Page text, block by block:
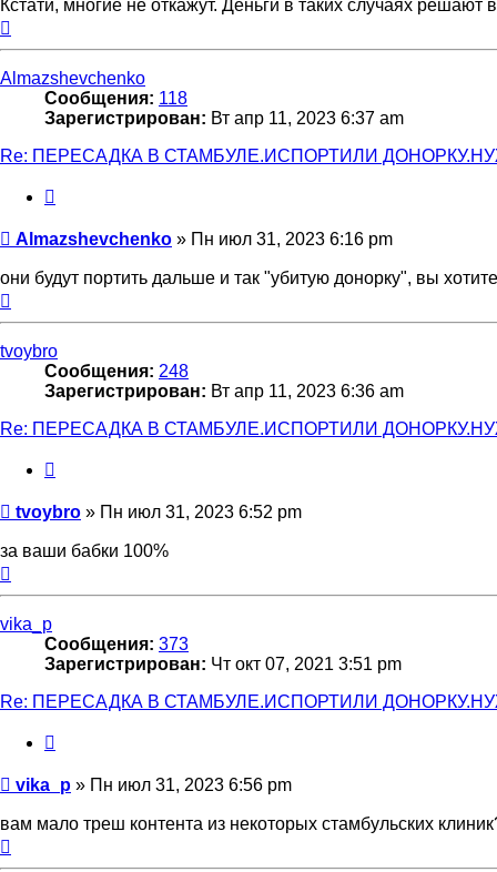
Кстати, многие не откажут. Деньги в таких случаях решают
Almazshevchenko
Сообщения: 118
Зарегистрирован: Вт апр 11, 2023 6:37 am
Re: ПЕРЕСАДКА В СТАМБУЛЕ.ИСПОРТИЛИ
Сообщение
Almazshevchenko » Пн июл 31, 2023 6:16 pm
они будут портить дальше и так "убитую донорку", вы
tvoybro
Сообщения: 248
Зарегистрирован: Вт апр 11, 2023 6:36 am
Re: ПЕРЕСАДКА В СТАМБУЛЕ.ИСПОРТИЛИ
Сообщение
tvoybro » Пн июл 31, 2023 6:52 pm
за ваши бабки 100%
vika_p
Сообщения: 373
Зарегистрирован: Чт окт 07, 2021 3:51 pm
Re: ПЕРЕСАДКА В СТАМБУЛЕ.ИСПОРТИЛИ
Сообщение
vika_p » Пн июл 31, 2023 6:56 pm
вам мало треш контента из некоторых стамбульских